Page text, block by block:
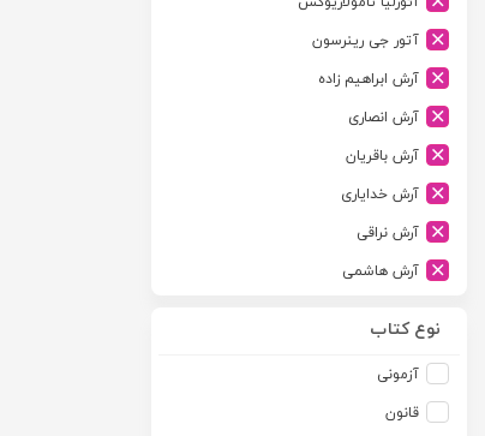
آیدین
ارجمند
ارسطو
ارشد
اسلامیه
اشکان
اطلاعات
امجد
امید انقلاب
آتور جی رینرسون
آرش ابراهیم زاده
آرش انصاری
آرش باقریان
آرش خدایاری
آرش نراقی
آرش هاشمی
آزاده صادقی
آزیتا قربانی رحیم
نوع کتاب
آزمونی
قانون